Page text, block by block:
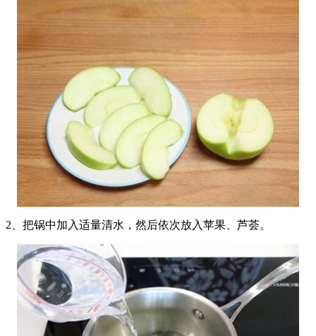
2、把锅中加入适量清水，然后依次放入苹果、芦荟。